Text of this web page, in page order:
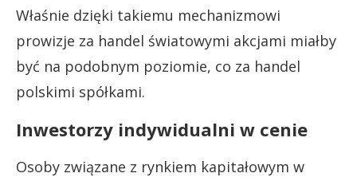
Właśnie dzięki takiemu mechanizmowi
prowizje za handel światowymi akcjami miałby
być na podobnym poziomie, co za handel
polskimi spółkami.
Inwestorzy indywidualni w cenie
Osoby związane z rynkiem kapitałowym w